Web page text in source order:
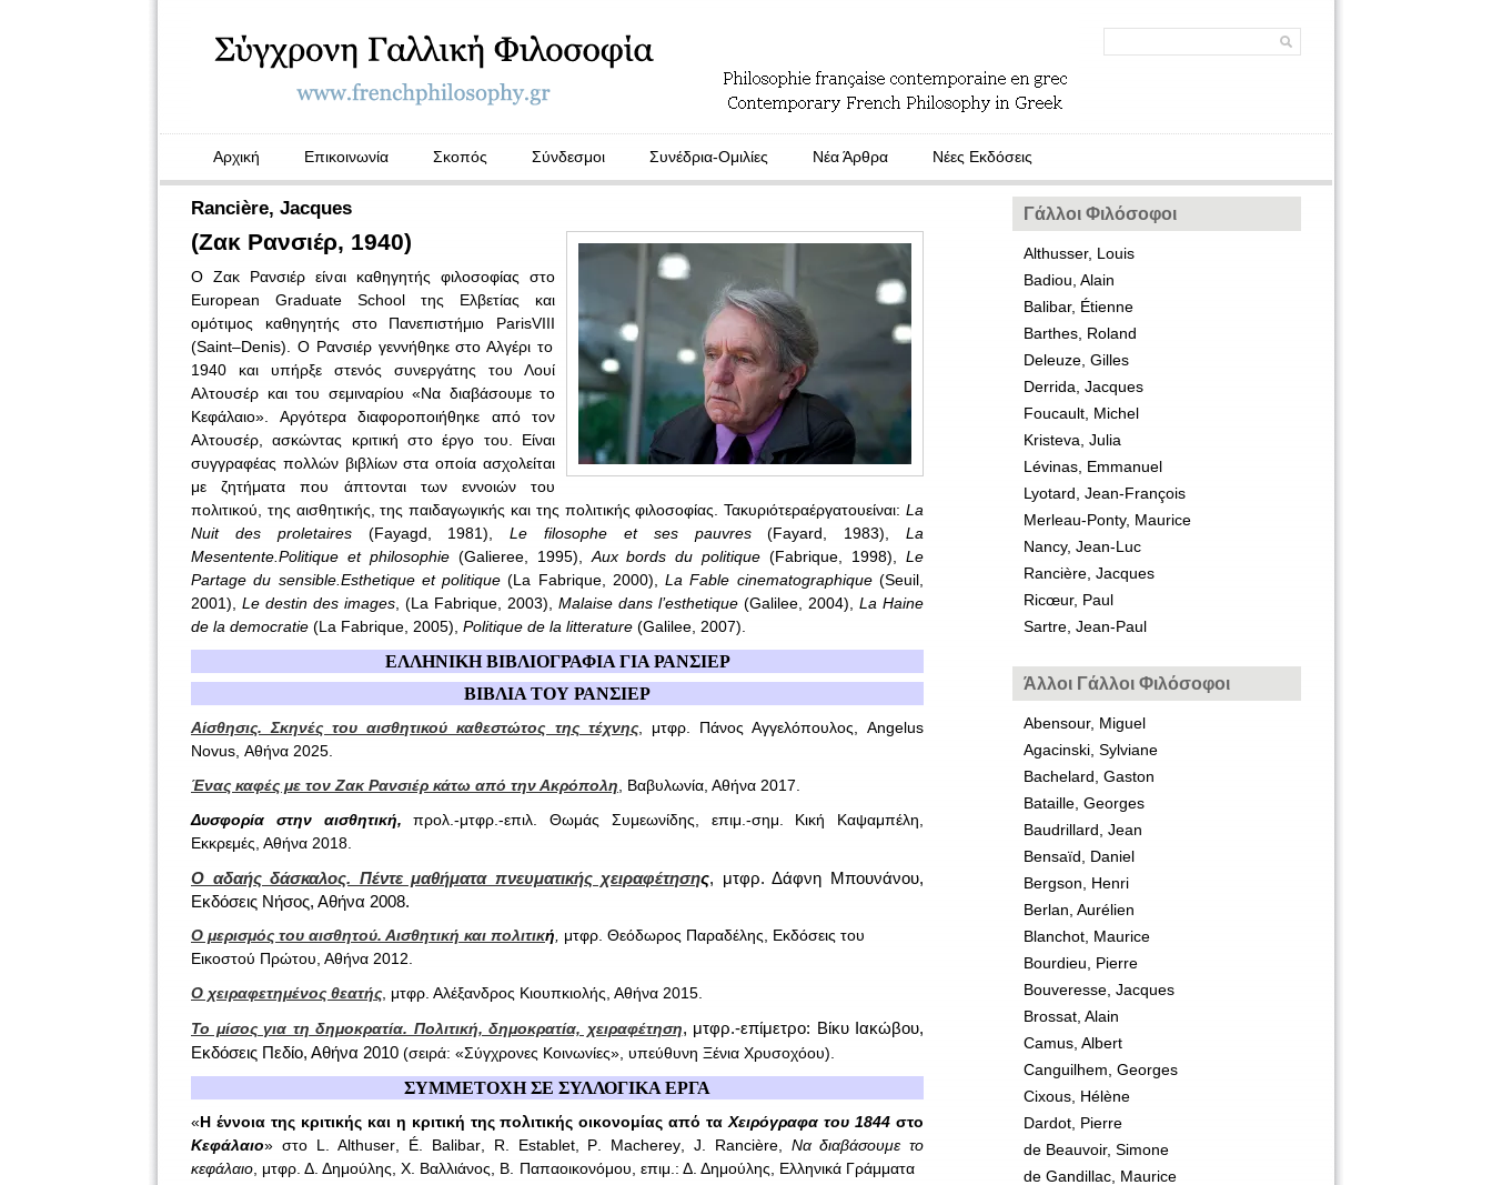
Αρχική Επικοινωνία Σκοπός Σύνδεσμοι Συνέδρια-Ομιλίες Νέα Άρθρα Νέες Εκδόσεις
Rancière, Jacques
(Ζακ Ρανσιέρ, 1940)
Ο Ζακ Ρανσιέρ είναι καθηγητής φιλοσοφίας στο
European Graduate School της Ελβετίας και
ομότιμος καθηγητής στο Πανεπιστήμιο ParisVIII
(Saint–Denis). Ο Ρανσιέρ γεννήθηκε στο Αλγέρι το
1940 και υπήρξε στενός συνεργάτης του Λουί
Αλτουσέρ και του σεμιναρίου «Να διαβάσουμε το
Κεφάλαιο». Αργότερα διαφοροποιήθηκε από τον
Αλτουσέρ, ασκώντας κριτική στο έργο του. Είναι
συγγραφέας πολλών βιβλίων στα οποία ασχολείται
με ζητήματα που άπτονται των εννοιών του
πολιτικού, της αισθητικής, της παιδαγωγικής και της πολιτικής φιλοσοφίας.
Τακυριότεραέργατουείναι:La
Nuitdes proletaires(Fayagd, 1981),Le filosophe et ses pauvres(Fayard, 1983),La
Mesentente.Politique et philosophie(Galieree, 1995), Aux bords du politique (Fabrique, 1998),Le
Partage du sensible.Esthetique et politique (La Fabrique, 2000),La Fable cinematographique(Seuil,
2001), Le destin des images , (La Fabrique, 2003), Malaise dans l’esthetique (Galilee, 2004), La Haine
de la democratie (La Fabrique, 2005), Politique de la litterature (Galilee, 2007).
ΕΛΛΗΝΙΚΗ ΒΙΒΛΙΟΓΡΑΦΙΑ ΓΙΑ ΡΑΝΣΙΕΡ
ΒΙΒΛΙΑ ΤΟΥ ΡΑΝΣΙΕΡ
Αίσθησις. Σκηνές του αισθητικού καθεστώτος της τέχνης, μτφρ. Πάνος Αγγελόπουλος, Angelus
Novus, Αθήνα 2025.
Ένας καφές με τον Ζακ Ρανσιέρ κάτω από την Ακρόπολη , Βαβυλωνία, Αθήνα 2017.
Δυσφορία στην αισθητική,προλ.-μτφρ.-επιλ. Θωμάς Συμεωνίδης, επιμ.-σημ. Κική Καψαμπέλη,
Εκκρεμές, Αθήνα 2018.
Ο αδαής δάσκαλος. Πέντε μαθήματα πνευματικής χειραφέτησης, μτφρ. Δάφνη Μπουνάνου,
Εκδόσεις Νήσος, Αθήνα 2008.
O μερισμός του αισθητού. Αισθητική και πολιτική
μτφρ. Θεόδωρος Παραδέλης, Εκδόσεις του
Εικοστού Πρώτου, Αθήνα 2012.
Ο χειραφετημένος θεατής , μτφρ. Αλέξανδρος Κιουπκιολής, Αθήνα 2015.
Το μίσος για τη δημοκρατία. Πολιτική, δημοκρατία, χειραφέτηση, μτφρ.-επίμετρο: Βίκυ Ιακώβου,
Εκδόσεις Πεδίο, Αθήνα 2010 (σειρά: «Σύγχρονες Κοινωνίες», υπεύθυνη Ξένια Χρυσοχόου)
ΣΥΜΜΕΤΟΧΗ ΣΕ ΣΥΛΛΟΓΙΚΑ ΕΡΓΑ
«Η έννοια της κριτικής και η κριτική της πολιτικής οικονομίας από ταΧειρόγραφα του 1844στο
Κεφάλαιο» στο L .Althuser , É. Balibar, R Establet, P Macherey J Rancière, Να διαβάσουμε το
κεφάλαιο , μτφρ. Δ. Δημούλης, Χ. Βαλλιάνος, Β. Παπαοικονόμου, επιμ.: Δ. Δημούλης, Ελληνικά Γράμματα
Γάλλοι Φιλόσοφοι
Althusser, Louis
Badiou, Alain
Balibar, Étienne
Barthes, Roland
Deleuze, Gilles
Derrida, Jacques
Foucault, Michel
Kristeva, Julia
Lévinas, Emmanuel
Lyotard, Jean-François
Merleau-Ponty, Maurice
Nancy, Jean-Luc
Rancière, Jacques
Ricœur, Paul
Sartre, Jean-Paul
Άλλοι Γάλλοι Φιλόσοφοι
Abensour, Miguel
Agacinski, Sylviane
Bachelard, Gaston
Bataille, Georges
Baudrillard, Jean
Bensaïd, Daniel
Bergson, Henri
Berlan, Aurélien
Blanchot, Maurice
Bourdieu, Pierre
Bouveresse, Jacques
Brossat, Alain
Camus, Albert
Canguilhem, Georges
Cixous, Hélène
Dardot, Pierre
de Beauvoir, Simone
de Gandillac, Maurice